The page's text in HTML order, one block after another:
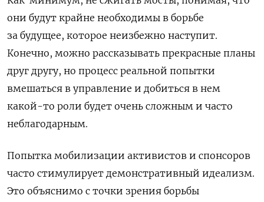
они будут крайне необходимы в борьбе
за будущее, которое неизбежно наступит.
Конечно, можно рассказывать прекрасные планы
друг другу, но процесс реальной попытки
вмешаться в управление и добиться в нем
какой-то роли будет очень сложным и часто
неблагодарным.
Попытка мобилизации активистов и спонсоров
часто стимулирует демонстративный идеализм.
Это объяснимо с точки зрения борьбы